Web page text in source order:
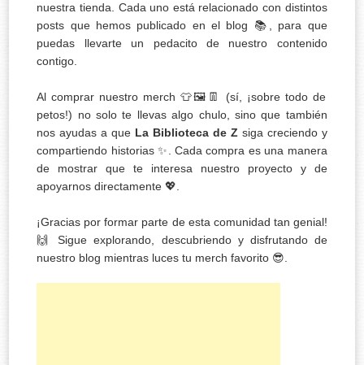
nuestra tienda. Cada uno está relacionado con distintos
posts que hemos publicado en el blog 📚, para que
puedas llevarte un pedacito de nuestro contenido
contigo.
Al comprar nuestro merch 👕🖼️👖 (sí, ¡sobre todo de
petos!) no solo te llevas algo chulo, sino que también
nos ayudas a que La Biblioteca de Z siga creciendo y
compartiendo historias ✨. Cada compra es una manera
de mostrar que te interesa nuestro proyecto y de
apoyarnos directamente 💖.
¡Gracias por formar parte de esta comunidad tan genial!
🙌 Sigue explorando, descubriendo y disfrutando de
nuestro blog mientras luces tu merch favorito 😎.